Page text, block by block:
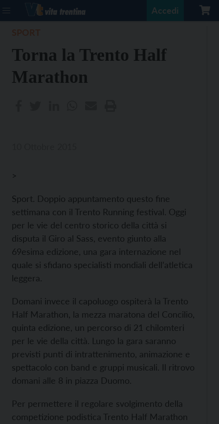
Accedi
Torna la Trento Half
Marathon
>
Sport. Doppio appuntamento questo fine
settimana con il Trento Running festival. Oggi
per le vie del centro storico della città si
disputa il Giro al Sass, evento giunto alla
69esima edizione, una gara internazione nel
quale si sfidano specialisti mondiali dell’atletica
leggera.
Domani invece il capoluogo ospiterà la Trento
Half Marathon, la mezza maratona del Concilio,
quinta edizione, un percorso di 21 chilomteri
per le vie della città. Lungo la gara saranno
previsti punti di intrattenimento, animazione e
spettacolo con band e gruppi musicali. Il ritrovo
domani alle 8 in piazza Duomo.
Per permettere il regolare svolgimento della
competizione podistica Trento Half Marathon